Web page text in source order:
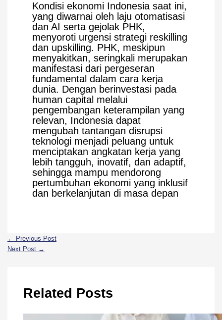
Kondisi ekonomi Indonesia saat ini,
yang diwarnai oleh laju otomatisasi
dan AI serta gejolak PHK,
menyoroti urgensi strategi reskilling
dan upskilling. PHK, meskipun
menyakitkan, seringkali merupakan
manifestasi dari pergeseran
fundamental dalam cara kerja
dunia. Dengan berinvestasi pada
human capital melalui
pengembangan keterampilan yang
relevan, Indonesia dapat
mengubah tantangan disrupsi
teknologi menjadi peluang untuk
menciptakan angkatan kerja yang
lebih tangguh, inovatif, dan adaptif,
sehingga mampu mendorong
pertumbuhan ekonomi yang inklusif
dan berkelanjutan di masa depan
← Previous Post
Next Post →
Related Posts